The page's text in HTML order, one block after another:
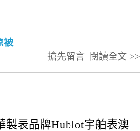
被
閱讀全文 >>
搶先留言
製表品牌Hublot宇舶表澳